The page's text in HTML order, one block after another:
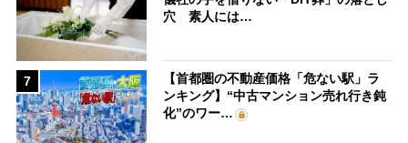
穴 素人には…
7
【首都圏の不動産価格「危ない駅」ラ
ンキング】“中古マンション売れ行き鈍
化”のワー…